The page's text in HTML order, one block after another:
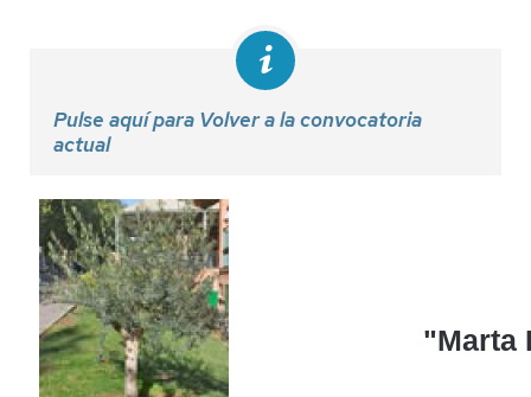
Pulse aquí para Volver a la convocatoria
actual
"Marta